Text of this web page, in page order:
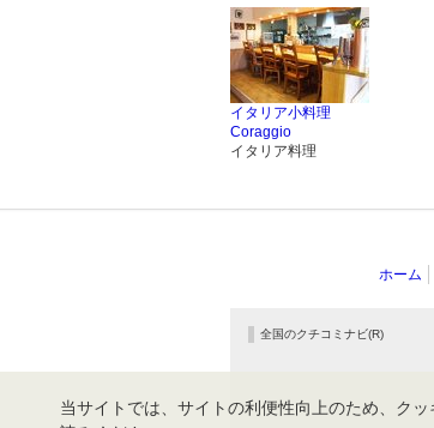
イタリア小料理
Coraggio
イタリア料理
ホーム
全国のクチコミナビ(R)
当サイトでは、サイトの利便性向上のため、ク